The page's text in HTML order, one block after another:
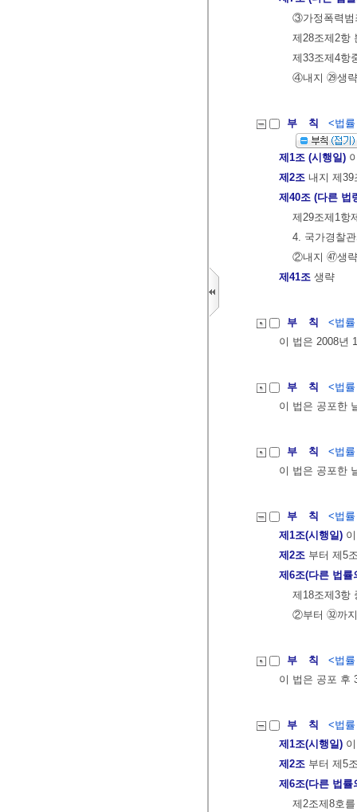
③가정폭력범
제28조제2항
제33조제4항
④내지 ㉙생략
부 칙 <법
제1조 (시행일)
제2조 내지 제39
제40조 (다른 법
제29조제1항
4. 국가경찰
②내지 ㊼생략
제41조 생략
부 칙
<법
이 법은 2008년
부 칙
<법
이 법은 공포한
부 칙
<법
이 법은 공포한
부 칙
<법
제1조(시행일)
제2조 부터 제5
제6조(다른 법률
제18조제3항
②부터 ㉜까
부 칙
<법
이 법은 공포 후
부 칙
<법
제1조(시행일)
제2조 부터 제5
제6조(다른 법률
제2조제8호